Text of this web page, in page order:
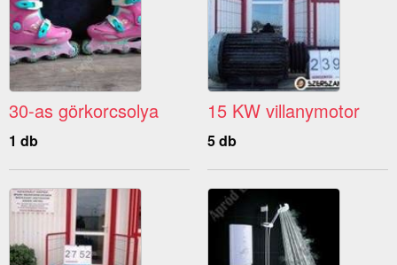
30-as görkorcsolya
1 db
15 KW villanymotor
5 db